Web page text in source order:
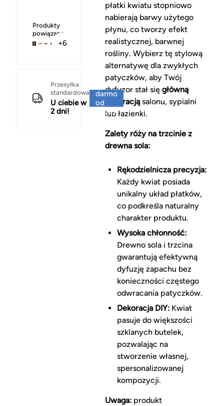
Produkty
powiązane
+6
Przesyłka
standardowa
U ciebie w
2 dni!
darmo
od
150 zł
płatki kwiatu stopniowo
nabierają barwy użytego
płynu, co tworzy efekt
realistycznej, barwnej
rośliny. Wybierz tę stylową
alternatywę dla zwykłych
patyczków, aby Twój
dyfuzor stał się główną
dekoracjąsalonu, sypialni
lub łazienki.
Zalety róży na trzcinie z
drewna sola:
Rękodzielnicza precyzja:
Każdy kwiat posiada
unikalny układ płatków,
co podkreśla naturalny
charakter produktu.
Wysoka chłonność:
Drewno sola i trzcina
gwarantują efektywną
dyfuzję zapachu bez
konieczności częstego
odwracania patyczków.
Dekoracja DIY:Kwiat
pasuje do większości
szklanych butelek,
pozwalając na
stworzenie własnej,
spersonalizowanej
kompozycji.
Uwaga: produkt